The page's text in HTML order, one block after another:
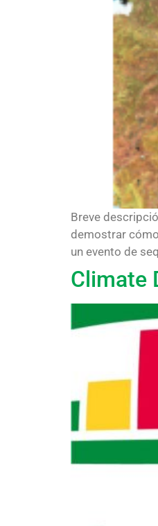
Breve
demostrar
un evento de
Climate